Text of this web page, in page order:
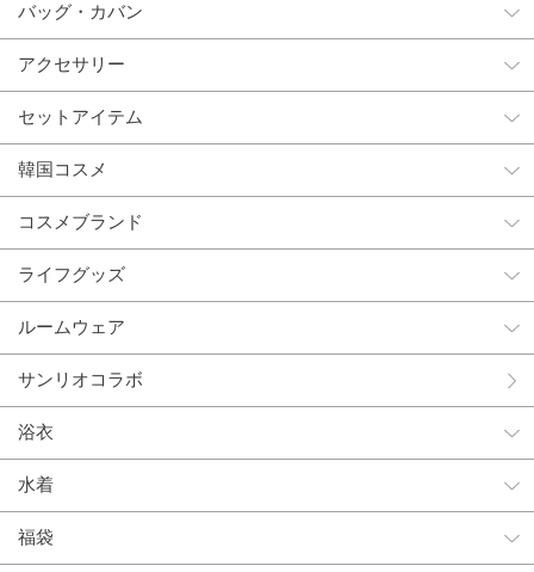
バッグ・カバン
アクセサリー
セットアイテム
韓国コスメ
コスメブランド
ライフグッズ
ルームウェア
サンリオコラボ
浴衣
水着
福袋